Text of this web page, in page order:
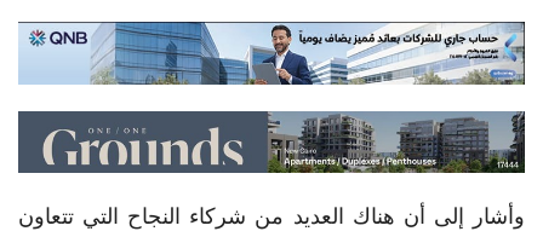
وأشار إلى أن هناك العديد من شركاء النجاح التي تتعاون